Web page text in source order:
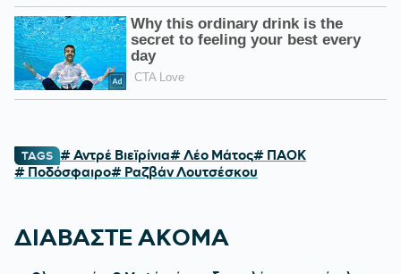
TAGS # Αντρέ Βιεϊρίνια# Λέο Μάτος# ΠΑΟΚ
# Ποδόσφαιρο# Ραζβάν Λουτσέσκου
ΔΙΑΒΑΣΤΕ ΑΚΟΜΑ